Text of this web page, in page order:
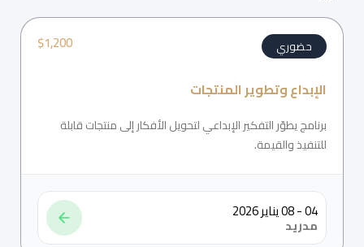
$1,200 حضوري
الإبداع وتطوير المنتجات
برنامج يطوّر التفكير الإبداعي لتحويل الأفكار إلى منتجات قابلة
للتنفيذ والقيمة.
04 - 08 يناير 2026
مدريد